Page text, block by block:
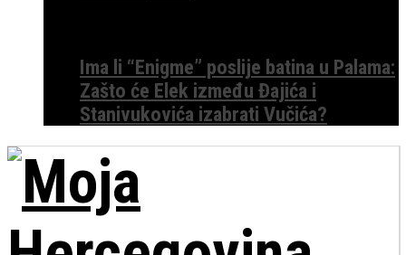
Ima li “Enigme” poslije batina u Palama:
Zašto će Elek između Đajića i
Stanivukovića izabrati Vučića?